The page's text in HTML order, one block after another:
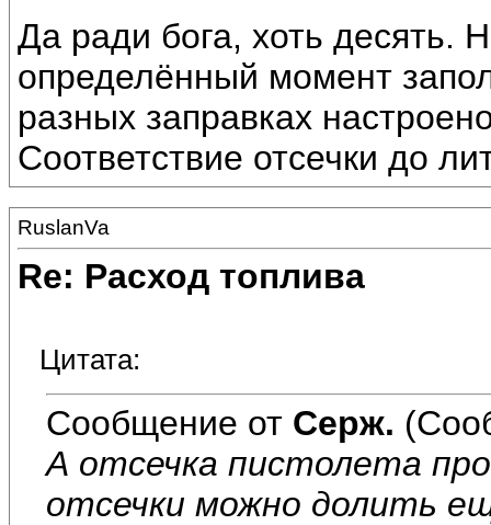
Да ради бога, хоть десять.
определённый момент
разных заправках
Соответствие отсечки до
RuslanVa
Re: Расход топлива
Цитата:
Сообщение от Серж.
А отсечка пистолета
отсечки можно долить